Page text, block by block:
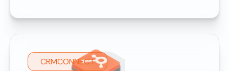
CRMCONNECT